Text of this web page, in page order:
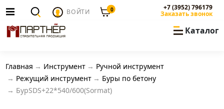
ВОЙТИ 0 +7 (3952) 796179
Заказать звонок
Каталог
Главная Инструмент
Ручной инструмент
Режущий инструмент
Буры по бетону
БурSDS+22*540/600(Sormat)